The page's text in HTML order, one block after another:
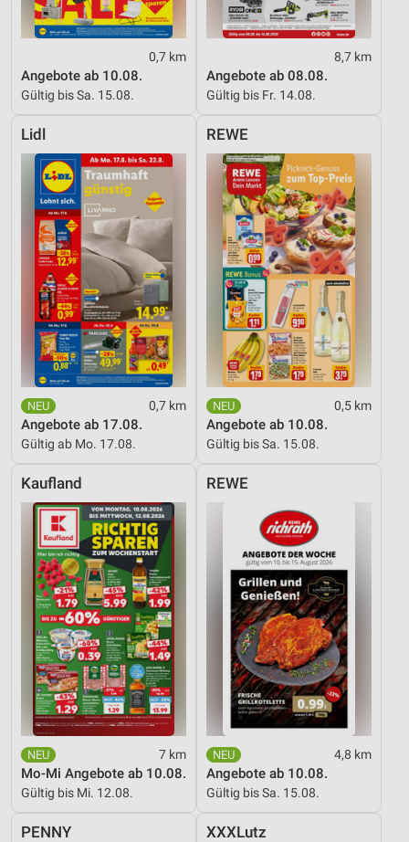
0,7 km
Angebote ab 10.08.
Gültig bis Sa. 15.08.
8,7 km
Angebote ab 08.08.
Gültig bis Fr. 14.08.
Lidl
0,7 km
Angebote ab 17.08.
Gültig ab Mo. 17.08.
REWE
0,5 km
Angebote ab 10.08.
Gültig bis Sa. 15.08.
Kaufland
7 km
Mo-Mi Angebote ab 10.08.
Gültig bis Mi. 12.08.
REWE
4,8 km
Angebote ab 10.08.
Gültig bis Sa. 15.08.
PENNY XXXLutz